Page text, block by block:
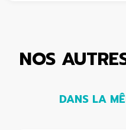
NOS
DANS LA